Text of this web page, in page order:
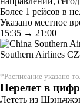
Более 1 рейсов в
Указано местное
15:35 → 21:00
Southern Airlines
*Расписание указано
Перелет в
Лететь из